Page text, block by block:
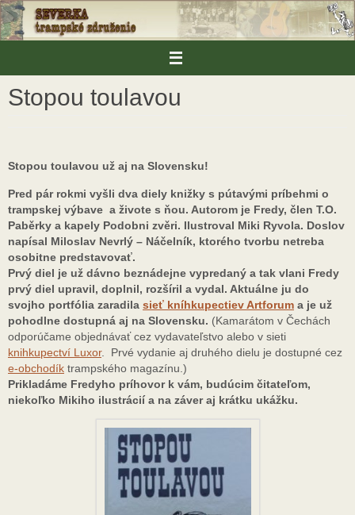
Skip
to
content
Stopou toulavou
Stopou toulavou už aj na Slovensku!
Pred pár rokmi vyšli dva diely knižky s pútavými príbehmi o
trampskej výbave a živote s ňou. Autorom je Fredy, člen T.O.
Paběrky a kapely Podobni zvěri. Ilustroval Miki Ryvola. Doslov
napísal Miloslav Nevrlý – Náčelník, ktorého tvorbu netreba
osobitne predstavovať.
Prvý diel je už dávno beznádejne vypredaný a tak vlani Fredy
prvý diel upravil, doplnil, rozšíril a vydal. Aktuálne ju do
svojho portfólia zaradila sieť kníhkupectiev Artforum a je už
pohodlne dostupná aj na Slovensku. (Kamarátom v Čechách
odporúčame objednávať cez vydavateľstvo alebo v sieti
knihkupectví Luxor. Prvé vydanie aj druhého dielu je dostupné cez
e-obchodík trampského magazínu.)
Prikladáme Fredyho príhovor k vám, budúcim čitateľom,
niekoľko Mikiho ilustrácií a na záver aj krátku ukážku.